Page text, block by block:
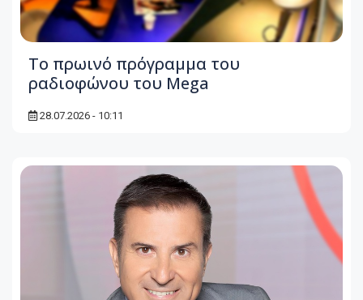
To πρωινό πρόγραμμα του
ραδιοφώνου του Mega
28.07.2026 - 10:11